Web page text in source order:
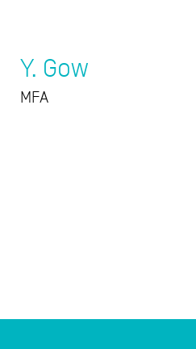
Y. Gow
MFA